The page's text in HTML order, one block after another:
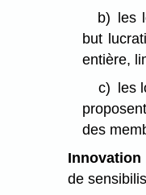
b)
les
but
entière,
c) les
des
Innovation
de